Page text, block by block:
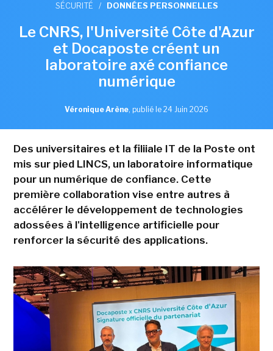
SÉCURITÉ / DONNÉES PERSONNELLES
Le CNRS, l'Université Côte d'Azur
et Docaposte créent un
laboratoire axé confiance
numérique
Véronique Arène, publié le 24 Juin 2026
Des universitaires et la filiiale IT de la Poste ont
mis sur pied LINCS, un laboratoire informatique
pour un numérique de confiance. Cette
première collaboration vise entre autres à
accélérer le développement de technologies
adossées à l'intelligence artificielle pour
renforcer la sécurité des applications.